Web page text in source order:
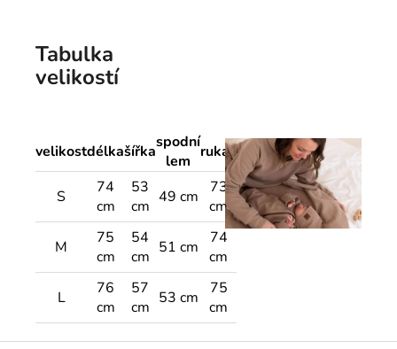
Tabulka
velikostí
velikostdélkašířkaspodní
lem rukáv
S
74
cm
53
cm 49 cm
73
cm
M
75
cm
54
cm 51 cm
74
cm
L
76
cm
57
cm 53 cm
75
cm